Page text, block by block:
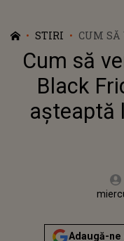
STIRI
CUM SĂ
Cum să
Black
așteaptă
marți, 8 noiembrie 2022
Adaugă-